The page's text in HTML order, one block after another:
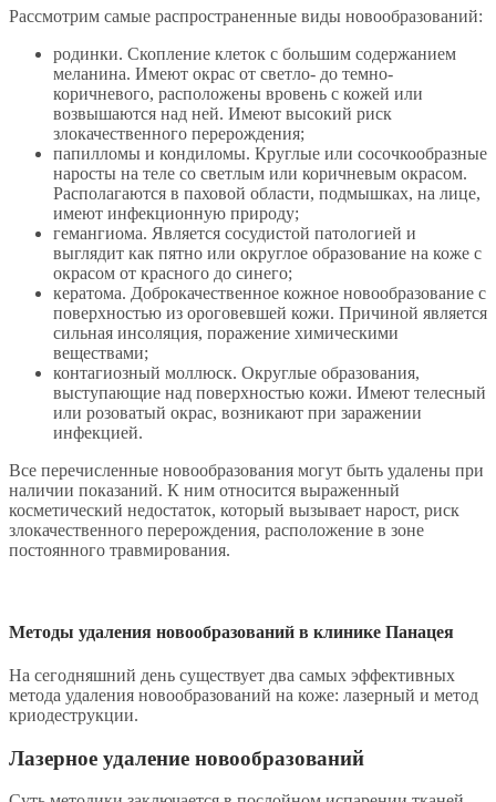
Рассмотрим самые распространенные виды новообразований:
родинки. Скопление клеток с большим содержанием
меланина. Имеют окрас от светло- до темно-
коричневого, расположены вровень с кожей или
возвышаются над ней. Имеют высокий риск
злокачественного перерождения;
папилломы и кондиломы. Круглые или сосочкообразные
наросты на теле со светлым или коричневым окрасом.
Располагаются в паховой области, подмышках, на лице,
имеют инфекционную природу;
гемангиома. Является сосудистой патологией и
выглядит как пятно или округлое образование на коже с
окрасом от красного до синего;
кератома. Доброкачественное кожное новообразование с
поверхностью из ороговевшей кожи. Причиной является
сильная инсоляция, поражение химическими
веществами;
контагиозный моллюск. Округлые образования,
выступающие над поверхностью кожи. Имеют телесный
или розоватый окрас, возникают при заражении
инфекцией.
Все перечисленные новообразования могут быть удалены при
наличии показаний. К ним относится выраженный
косметический недостаток, который вызывает нарост, риск
злокачественного перерождения, расположение в зоне
постоянного травмирования.
Методы удаления новообразований в клинике Панацея
На сегодняшний день существует два самых эффективных
метода удаления новообразований на коже: лазерный и метод
криодеструкции.
Лазерное удаление новообразований